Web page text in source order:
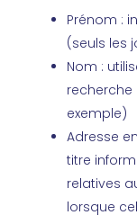
Prénom :
(seuls les
Nom :
recherche
exemple)
Adresse
titre
relatives
lorsque